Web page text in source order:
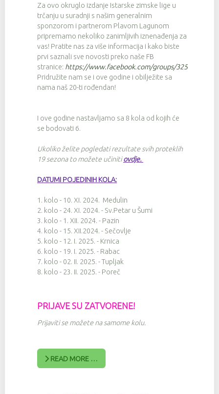
Za ovo okruglo izdanje Istarske zimske lige u
trčanju u suradnji s našim generalnim
sponzorom i partnerom Plavom Lagunom
pripremamo nekoliko zanimljivih iznenađenja za
vas! Pratite nas za više informacija i kako biste
prvi saznali sve novosti preko naše FB
stranice: https://www.facebook.com/groups/
Pridružite nam se i ove godine i obilježite sa
nama naš 20-ti rođendan!
I ove godine nastavljamo sa 8 kola od kojih će
se bodovati 6.
Ukoliko želite pogledati rezultate svih proteklih
19 sezona to možete učinitiovdje.
DATUMI POJEDINIH KOLA:
1. kolo - 10. XI. 2024. Medulin
2. kolo - 24. XI. 2024. - Sv.Petar u Šumi
3. kolo - 1. XII. 2024. - Pazin
4. kolo - 15. XII.2024. - Sečovlje
5. kolo - 12. I. 2025. - Krnica
6. kolo - 19. I. 2025. - Rabac
7. kolo - 02. II. 2025. - Tupljak
8. kolo - 23. II. 2025. - Poreč
PRIJAVE SU ZATVORENE!
Prijaviti se možete na samome kolu.
READ MORE …